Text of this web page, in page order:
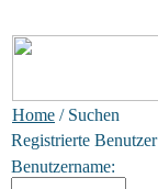
Home / Suchen
Registrierte Benutzer
Benutzername: